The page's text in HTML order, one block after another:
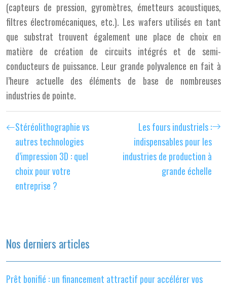
(capteurs de pression, gyromètres, émetteurs acoustiques,
filtres électromécaniques, etc.). Les wafers utilisés en tant
que substrat trouvent également une place de choix en
matière de création de circuits intégrés et de semi-
conducteurs de puissance. Leur grande polyvalence en fait à
l’heure actuelle des éléments de base de nombreuses
industries de pointe.
Stéréolithographie vs
autres technologies
d’impression 3D : quel
choix pour votre
entreprise ?
Les fours industriels :
indispensables pour les
industries de production à
grande échelle
Nos derniers articles
Prêt bonifié : un financement attractif pour accélérer vos